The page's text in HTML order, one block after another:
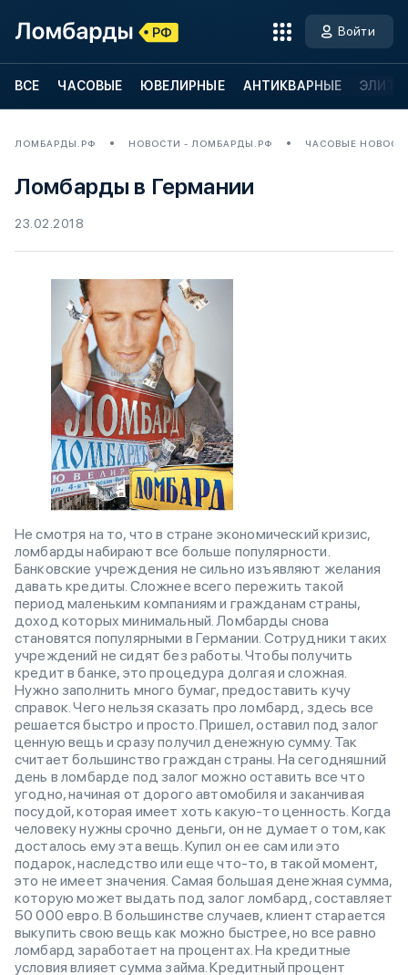
Войти
ВСЕ ЧАСОВЫЕ ЮВЕЛИРНЫЕ АНТИКВАРНЫЕ
ЛОМБАРДЫ.РФ НОВОСТИ - ЛОМБАРДЫ.РФ ЧАСОВЫЕ
Ломбарды в Германии
23.02.2018
Не смотря на то, что в стране экономический кризис,
ломбарды набирают все больше популярности.
Банковские учреждения не сильно изъявляют желания
давать кредиты. Сложнее всего пережить такой
период маленьким компаниям и гражданам страны,
доход которых минимальный. Ломбарды снова
становятся популярными в Германии. Сотрудники таких
учреждений не сидят без работы. Чтобы получить
кредит в банке, это процедура долгая и сложная.
Нужно заполнить много бумаг, предоставить кучу
справок. Чего нельзя сказать про ломбард, здесь все
решается быстро и просто. Пришел, оставил под залог
ценную вещь и сразу получил денежную сумму. Так
считает большинство граждан страны. На сегодняшний
день в ломбарде под залог можно оставить все что
угодно, начиная от дорого автомобиля и заканчивая
посудой, которая имеет хоть какую-то ценность. Когда
человеку нужны срочно деньги, он не думает о том, как
досталось ему эта вещь. Купил он ее сам или это
подарок, наследство или еще что-то, в такой момент,
это не имеет значения. Самая большая денежная сумма,
которую может выдать под залог ломбард, составляет
50 000 евро. В большинстве случаев, клиент старается
выкупить свою вещь как можно быстрее, но все равно
ломбард заработает на процентах. На кредитные
условия влияет сумма займа. Кредитный процент